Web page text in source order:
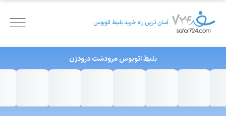
آسان ترین راه خرید بلیط اتوبوس
بلیط اتوبوسمرودشتدرودزن